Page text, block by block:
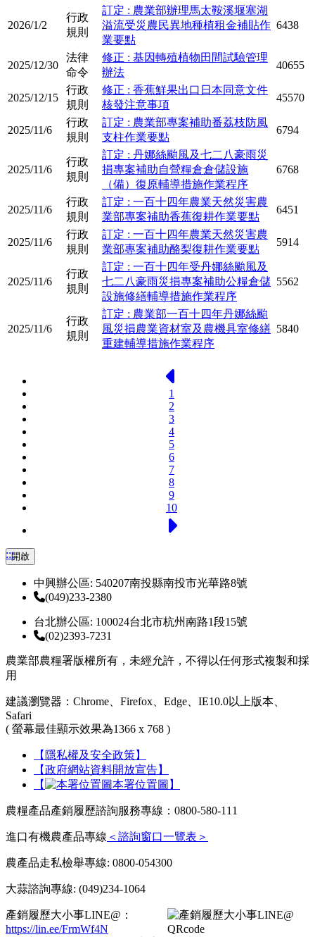
2026/1/2
行政
規則
訂定 : 農業部辦理馬太鞍溪堰塞湖
溢流受災農民異地種植租金補貼作
業要點
6438
2025/12/30
法律
命令
修正 : 基因轉殖植物田間試驗管理
辦法
40655
2025/12/15
行政
規則
修正 : 香蕉鮮果出口日本同意文件
核發注意事項
45570
2025/11/6
行政
規則
訂定 : 農業部專案補助番荔枝防風
支柱作業要點
6794
2025/11/6
行政
規則
訂定 : 丹娜絲颱風及七二八豪雨災
損專案補助自營糧倉倉儲設施
（備）復原輔導措施作業程序
6768
2025/11/6
行政
規則
訂定 : 一百十四年農業天然災害農
業部專案補助香蕉復耕作業要點
6451
2025/11/6
行政
規則
訂定 : 一百十四年農業天然災害農
業部專案補助酪梨復耕作業要點
5914
2025/11/6
行政
規則
訂定 : 一百十四年受丹娜絲颱風及
七二八豪雨災損專案補助公糧倉儲
設施修繕輔導措施作業程序
5562
2025/11/6
行政
規則
訂定 : 農業部一百十四年丹娜絲颱
風災損農業資材室及農機具室修繕
重建輔導措施作業程序
5840
1
2
3
4
5
6
7
8
9
10
:::開啟
中興辦公區: 540207南投縣南投市光華路8號
(049)233-2380
台北辦公區: 100024台北市杭州南路1段15號
(02)2393-7231
農業部農糧署版權所有，未經允許，不得以任何形式複製和採
用
建議瀏覽器：Chrome、Firefox、Edge、IE10.0以上版本、
Safari
( 螢幕最佳顯示效果為1366 x 768 )
【隱私權及安全政策】
【政府網站資料開放宣告】
【
本署位置圖】
農糧產品產銷履歷諮詢服務專線：0800-580-111
進口有機農產品專線 ＜諮詢窗口一覽表＞
農產品走私檢舉專線: 0800-054300
大蒜諮詢專線: (049)234-1064
產銷履歷大小事LINE@：
https://lin.ee/FrmWf4N